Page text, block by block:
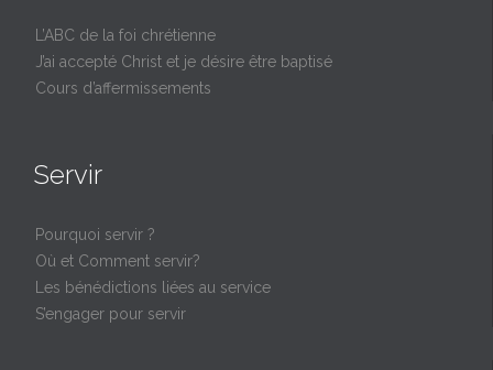
L’ABC de la foi chrétienne
J’ai accepté Christ et je désire être baptisé
Cours d’affermissements
Servir
Pourquoi servir ?
Où et Comment servir?
Les bénédictions liées au service
S’engager pour servir